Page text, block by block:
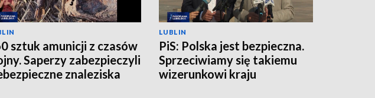
sztuk amunicji z czasów
Saperzy zabezpieczyli
znaleziska
LUBLIN
PiS: Polska jest bezpieczna.
Sprzeciwiamy się takiemu
wizerunkowi kraju